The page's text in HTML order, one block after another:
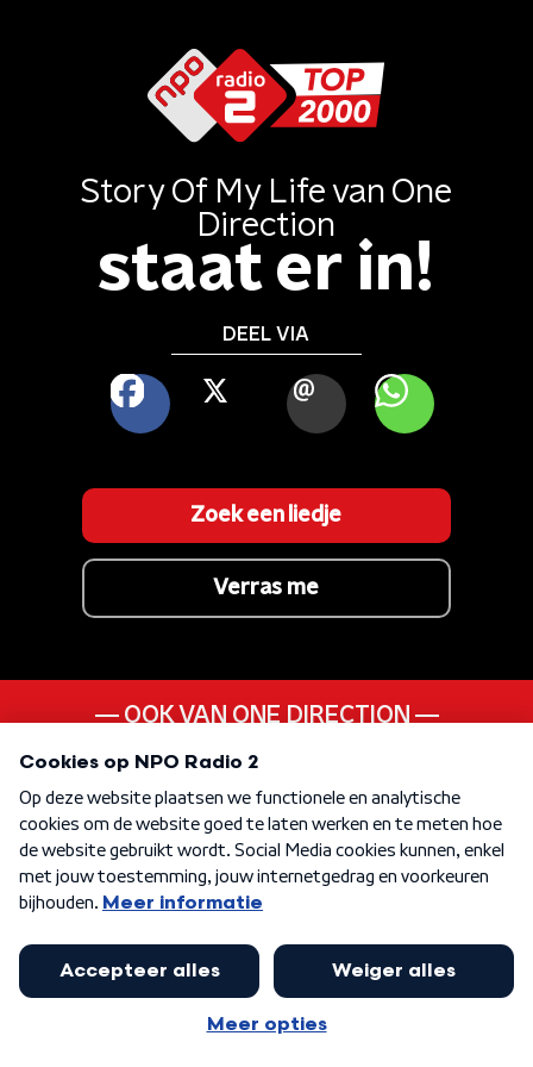
Story Of My Lifevan One
Direction
staat er in!
DEEL VIA
FACEBOOK
X MAIL WHATSAPP
Zoek een liedje
Verras me
OOK VAN ONE DIRECTION
Night Changes
ANDER LIEDJE UIT DE
10s
KEN JE DEZE NOG
Angel